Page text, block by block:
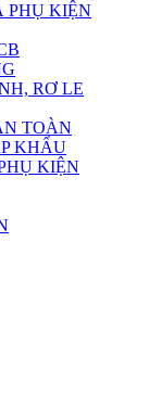
PHỤ KIỆN
RƠ LE
TOÀN
KHẨU
KIỆN